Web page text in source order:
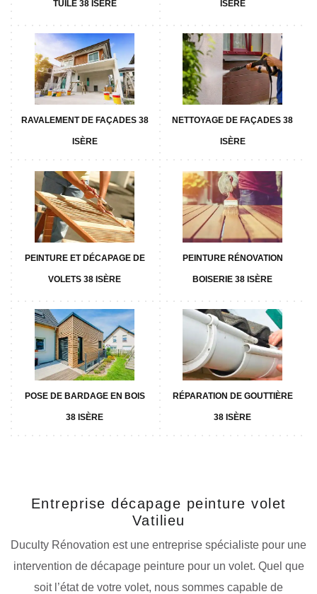
TUILE 38 ISÈRE ISÈRE
RAVALEMENT DE FAÇADES 38
ISÈRE
NETTOYAGE DE FAÇADES 38
ISÈRE
PEINTURE ET DÉCAPAGE DE
VOLETS 38 ISÈRE
PEINTURE RÉNOVATION
BOISERIE 38 ISÈRE
POSE DE BARDAGE EN BOIS
38 ISÈRE
RÉPARATION DE GOUTTIÈRE
38 ISÈRE
Entreprise décapage peinture volet
Vatilieu
Duculty Rénovation est une entreprise spécialiste pour une
intervention de décapage peinture pour un volet. Quel que
soit l’état de votre volet, nous sommes capable de